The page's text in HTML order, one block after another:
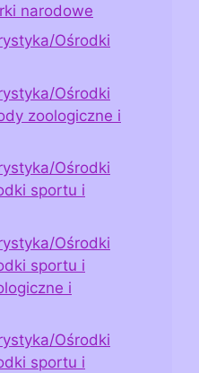
narodowe
Ośrodki
Ośrodki
zoologiczne i
Ośrodki
sportu i
Ośrodki
sportu i
i
Ośrodki
sportu i